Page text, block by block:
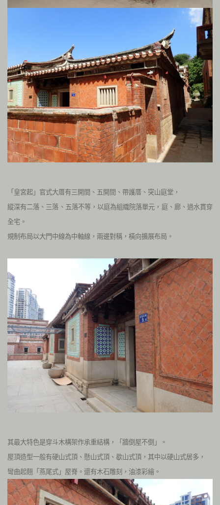
「皇宮起」官式大厝有三開間、五開間、帶護厝、突山庭堂，
縱深有二落、三落、五落不等，以庭為組織院落單元，庭、廊、過水貫穿
全宅。
規制布局以大門中線為中軸線，兩邊對稱，橫向擴展布局。
其最大特色是穿斗木構架作承重結構，「牆倒屋不倒」。
屋頂造型一般有硬山式頂、懸山式頂、歇山式頂，其中以硬山式居多，
彎曲起翹「燕尾式」屋脊。還有木石雕刻，油漆彩繪。